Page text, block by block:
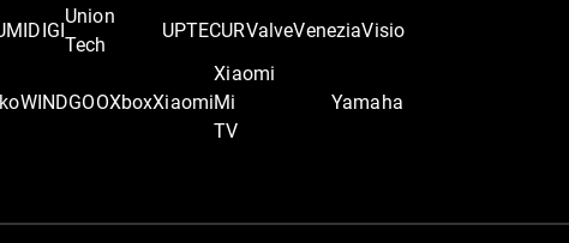
Union
Tech
UPTECURValveVeneziaVisio
WINDGOOXboxXiaomi
Xiaomi
Mi
TV
Yamaha